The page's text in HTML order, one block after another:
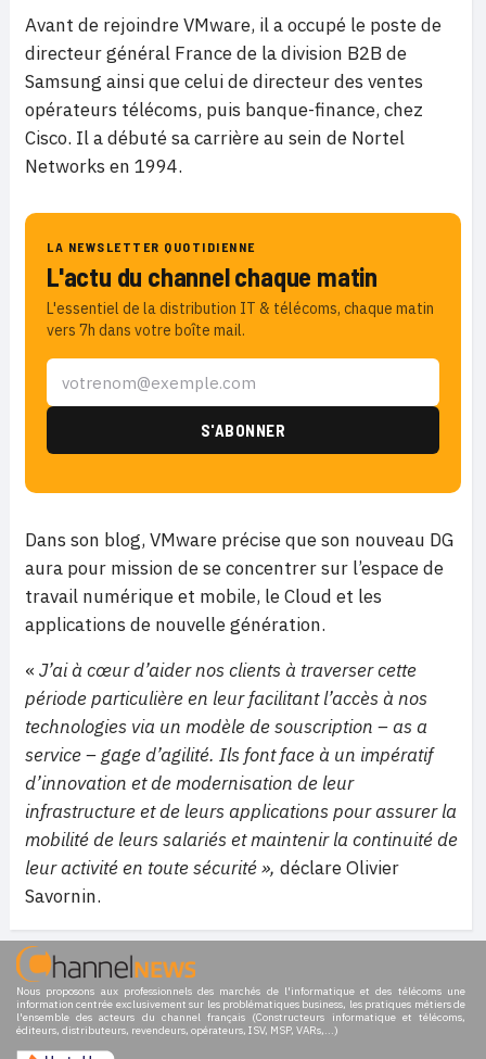
Avant de rejoindre VMware, il a occupé le poste de
directeur général France de la division B2B de
Samsung ainsi que celui de directeur des ventes
opérateurs télécoms, puis banque-finance, chez
Cisco. Il a débuté sa carrière au sein de Nortel
Networks en 1994.
LA NEWSLETTER QUOTIDIENNE
L'actu du channel chaque matin
L'essentiel de la distribution IT & télécoms, chaque matin
vers 7h dans votre boîte mail.
Dans son blog, VMware précise que son nouveau DG
aura pour mission de se concentrer sur l’espace de
travail numérique et mobile, le Cloud et les
applications de nouvelle génération.
« J’ai à cœur d’aider nos clients à traverser cette
période particulière en leur facilitant l’accès à nos
technologies via un modèle de souscription – as a
service – gage d’agilité. Ils font face à un impératif
d’innovation et de modernisation de leur
infrastructure et de leurs applications pour assurer la
mobilité de leurs salariés et maintenir la continuité de
leur activité en toute sécurité », déclare Olivier
Savornin.
Nous proposons aux professionnels des marchés de l'informatique et des télécoms une
information centrée exclusivement sur les problématiques business, les pratiques métiers de
l'ensemble des acteurs du channel français (Constructeurs informatique et télécoms,
éditeurs, distributeurs, revendeurs, opérateurs, ISV, MSP, VARs,...)